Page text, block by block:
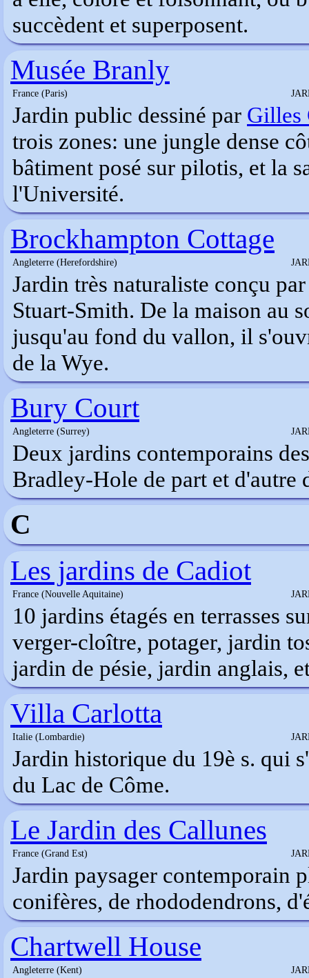
succèdent et superposent.
Musée Branly
France (Paris)
Jardin public dessiné par Gilles
trois zones: une jungle dense
bâtiment posé sur pilotis, et la
l'Université.
Brockhampton Cottage
Angleterre (Herefordshire)
Jardin très naturaliste conçu
Stuart-Smith. De la maison au
jusqu'au fond du vallon, il
de la Wye.
Bury Court
Angleterre (Surrey)
Deux jardins contemporains
Bradley-Hole de part et d'autre
C
Les jardins de Cadiot
France (Nouvelle Aquitaine)
10 jardins étagés en terrasses
verger-cloître, potager, jardin
jardin de pésie, jardin anglais,
Villa Carlotta
Italie (Lombardie)
Jardin historique du 19è s. qui
du Lac de Côme.
Le Jardin des Callunes
France (Grand Est)
Jardin paysager contemporain
conifères, de rhododendrons,
Chartwell House
Angleterre (Kent)